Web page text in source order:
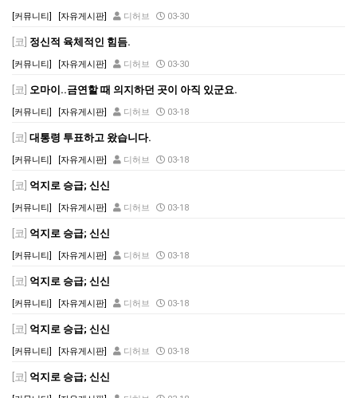
[커뮤니티] [자유게시판] 디허브 03-30
[코] 정신적 육체적인 힘듬.
[커뮤니티] [자유게시판] 디허브 03-30
[코] 오마이..금연할 때 의지하던 곳이 아직 있군요.
[커뮤니티] [자유게시판] 디허브 03-18
[코] 대통령 투표하고 왔습니다.
[커뮤니티] [자유게시판] 디허브 03-18
[코] 억지로 승급; 신신
[커뮤니티] [자유게시판] 디허브 03-18
[코] 억지로 승급; 신신
[커뮤니티] [자유게시판] 디허브 03-18
[코] 억지로 승급; 신신
[커뮤니티] [자유게시판] 디허브 03-18
[코] 억지로 승급; 신신
[커뮤니티] [자유게시판] 디허브 03-18
[코] 억지로 승급; 신신